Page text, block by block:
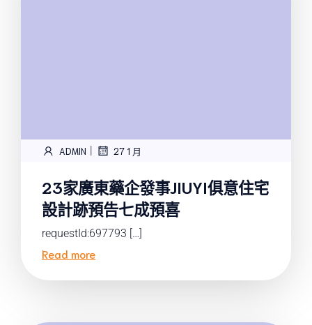
ADMIN | 27 1 月
23家廣東藥企發事JIUYI俱意住宅
設計跡預告七成預喜
requestId:697793 […]
Read more